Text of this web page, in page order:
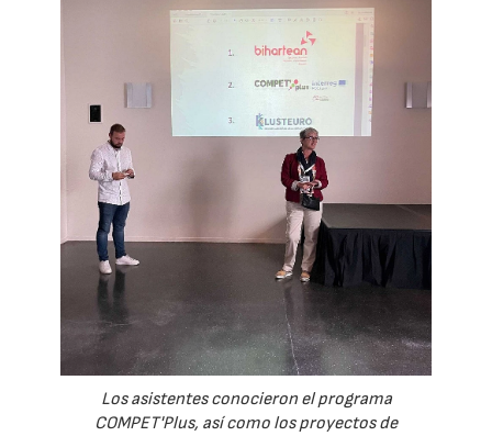
Los asistentes conocieron el programa
COMPET'Plus, así como los proyectos de